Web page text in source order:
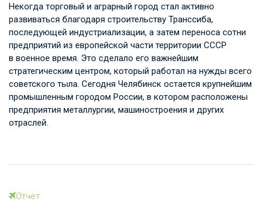
Некогда торговый и аграрный город стал активно
развиваться благодаря строительству Транссиба,
последующей индустриализации, а затем переноса сотни
предприятий из европейской части территории СССР
в военное время. Это сделало его важнейшим
стратегическим центром, который работал на нужды всего
советского тыла. Сегодня Челябинск остается крупнейшим
промышленным городом России, в котором расположены
предприятия металлургии, машиностроения и других
отраслей.
Отчет